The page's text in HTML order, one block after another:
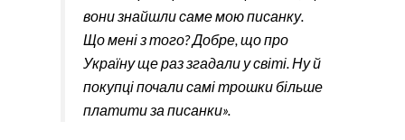
вони знайшли саме мою писанку.
Що мені з того? Добре, що про
Україну ще раз згадали у світі. Ну й
покупці почали самі трошки більше
платити за писанки».